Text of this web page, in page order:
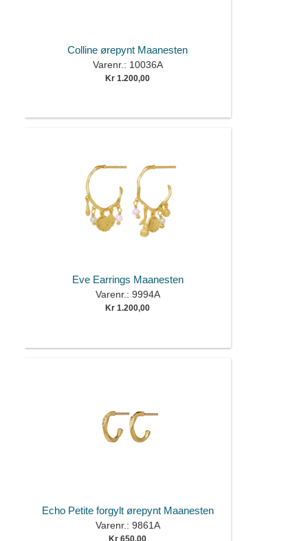
Colline ørepynt Maanesten
Varenr.: 10036A
Kr 1.200,00
Eve Earrings Maanesten
Varenr.: 9994A
Kr 1.200,00
Echo Petite forgylt ørepynt Maanesten
Varenr.: 9861A
Kr 650,00